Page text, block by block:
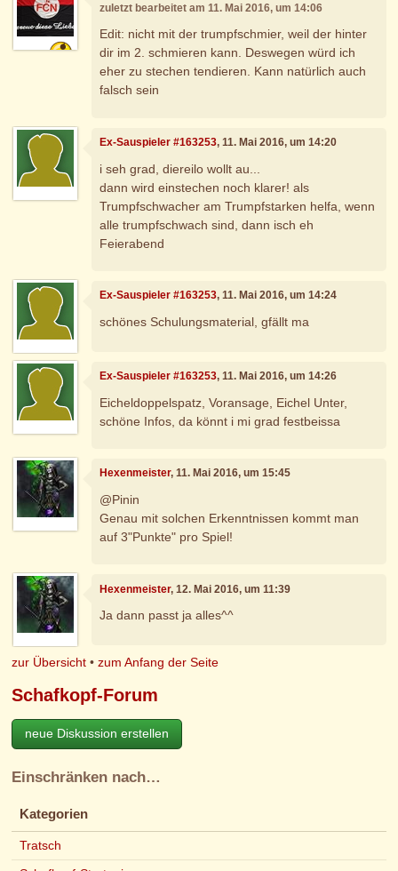
zuletzt bearbeitet am 11. Mai 2016, um 14:06
Edit: nicht mit der trumpfschmier, weil der hinter
dir im 2. schmieren kann. Deswegen würd ich
eher zu stechen tendieren. Kann natürlich auch
falsch sein
Ex-Sauspieler #163253, 11. Mai 2016, um 14:20
i seh grad, diereilo wollt au...
dann wird einstechen noch klarer! als
Trumpfschwacher am Trumpfstarken helfa, wenn
alle trumpfschwach sind, dann isch eh
Feierabend
Ex-Sauspieler #163253, 11. Mai 2016, um 14:24
schönes Schulungsmaterial, gfällt ma
Ex-Sauspieler #163253, 11. Mai 2016, um 14:26
Eicheldoppelspatz, Voransage, Eichel Unter,
schöne Infos, da könnt i mi grad festbeissa
Hexenmeister, 11. Mai 2016, um 15:45
@Pinin
Genau mit solchen Erkenntnissen kommt man
auf 3"Punkte" pro Spiel!
Hexenmeister, 12. Mai 2016, um 11:39
Ja dann passt ja alles^^
zur Übersicht •zum Anfang der Seite
Schafkopf-Forum
neue Diskussion erstellen
Einschränken nach…
Kategorien
Tratsch